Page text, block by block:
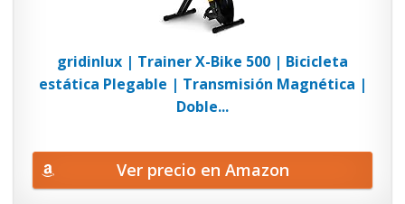
gridinlux | Trainer X-Bike 500 | Bicicleta
estática Plegable | Transmisión Magnética |
Doble...
Ver precio en Amazon